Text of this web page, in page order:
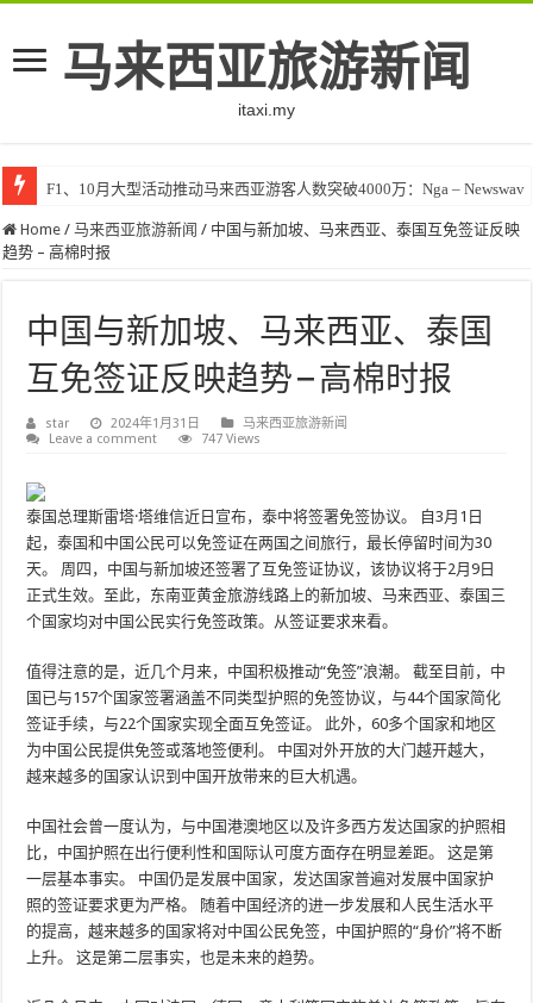
马来西亚旅游新闻
itaxi.my
F1、10月大型活动推动马来西亚游客人数突破4000万：Nga – Newswav
Home / 马来西亚旅游新闻 / 中国与新加坡、马来西亚、泰国互免签证反映
趋势 – 高棉时报
中国与新加坡、马来西亚、泰国
互免签证反映趋势 – 高棉时报
star 2024年1月31日
马来西亚旅游新闻
Leave a comment
747 Views
泰国总理斯雷塔·塔维信近日宣布，泰中将签署免签协议。 自3月1日
起，泰国和中国公民可以免签证在两国之间旅行，最长停留时间为30
天。 周四，中国与新加坡还签署了互免签证协议，该协议将于2月9日
正式生效。至此，东南亚黄金旅游线路上的新加坡、马来西亚、泰国三
个国家均对中国公民实行免签政策。从签证要求来看。
值得注意的是，近几个月来，中国积极推动“免签”浪潮。 截至目前，中
国已与157个国家签署涵盖不同类型护照的免签协议，与44个国家简化
签证手续，与22个国家实现全面互免签证。 此外，60多个国家和地区
为中国公民提供免签或落地签便利。 中国对外开放的大门越开越大，
越来越多的国家认识到中国开放带来的巨大机遇。
中国社会曾一度认为，与中国港澳地区以及许多西方发达国家的护照相
比，中国护照在出行便利性和国际认可度方面存在明显差距。 这是第
一层基本事实。 中国仍是发展中国家，发达国家普遍对发展中国家护
照的签证要求更为严格。 随着中国经济的进一步发展和人民生活水平
的提高，越来越多的国家将对中国公民免签，中国护照的“身价”将不断
上升。 这是第二层事实，也是未来的趋势。